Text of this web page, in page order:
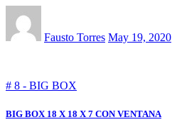
Fausto Torres May 19, 2020
# 8 - BIG BOX
BIG BOX 18 X 18 X 7 CON VENTANA